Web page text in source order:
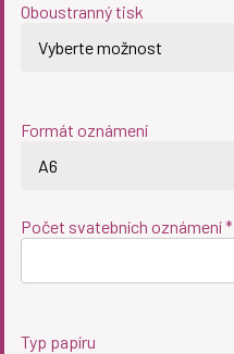
Oboustranný tisk
Formát oznámení
Počet svatebních oznámení *
Typ papíru